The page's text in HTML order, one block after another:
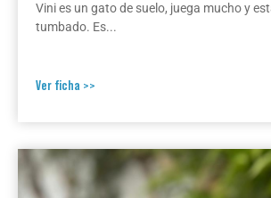
Vini es un gato de suelo, juega mucho y
tumbado. Es...
Ver ficha >>